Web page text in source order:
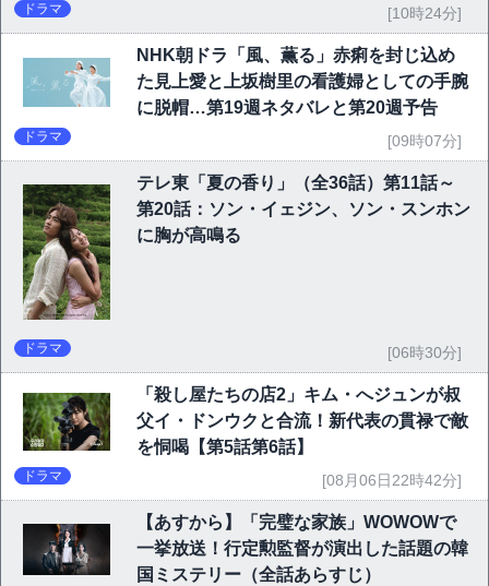
ドラマ [10時24分]
NHK朝ドラ「風、薫る」赤痢を封じ込め
た見上愛と上坂樹里の看護婦としての手腕
に脱帽…第19週ネタバレと第20週予告
ドラマ [09時07分]
テレ東「夏の香り」（全36話）第11話～
第20話：ソン・イェジン、ソン・スンホン
に胸が高鳴る
ドラマ [06時30分]
「殺し屋たちの店2」キム・へジュンが叔
父イ・ドンウクと合流！新代表の貫禄で敵
を恫喝【第5話第6話】
ドラマ [08月06日22時42分]
【あすから】「完璧な家族」WOWOWで
一挙放送！行定勲監督が演出した話題の韓
国ミステリー（全話あらすじ）